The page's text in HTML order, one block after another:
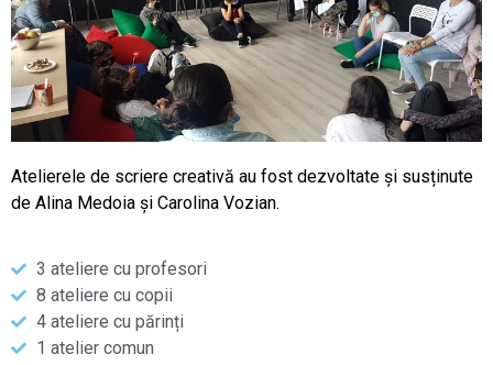
Atelierele de scriere creativă au fost dezvoltate și susținute
de Alina Medoia și Carolina Vozian.
3 ateliere cu profesori
8 ateliere cu copii
4 ateliere cu părinți
1 atelier comun